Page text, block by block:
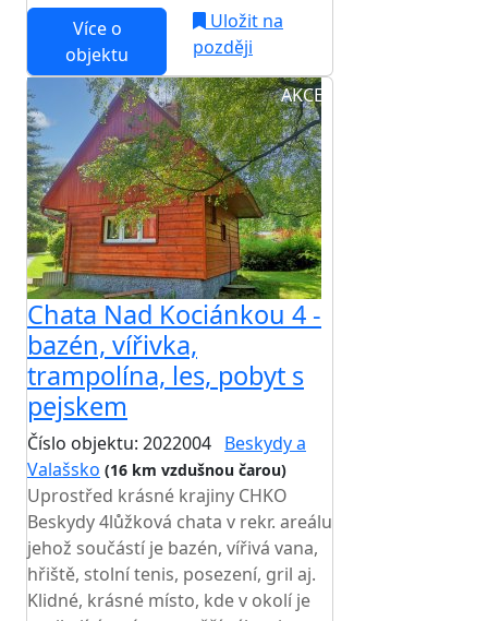
Více o
objektu
Uložit na
později
AKCE
Chata Nad Kociánkou 4 -
bazén, vířivka,
trampolína, les, pobyt s
pejskem
Číslo objektu: 2022004 Beskydy a
Valašsko (16 km vzdušnou čarou)
Uprostřed krásné krajiny CHKO
Beskydy 4lůžková chata v rekr. areálu
jehož součástí je bazén, vířivá vana,
hřiště, stolní tenis, posezení, gril aj.
Klidné, krásné místo, kde v okolí je